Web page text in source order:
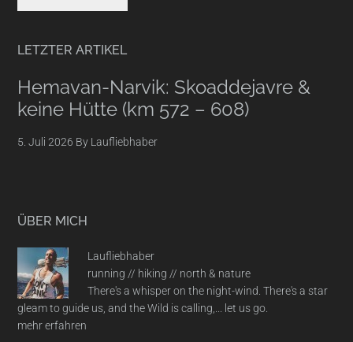
LETZTER ARTIKEL
Hemavan-Narvik: Skoaddejavre &
keine Hütte (km 572 – 608)
5. Juli 2026 By Laufliebhaber
ÜBER MICH
Laufliebhaber
running // hiking // north & nature
There's a whisper on the night-wind. There's a star
gleam to guide us, and the Wild is calling,... let us go.
mehr erfahren